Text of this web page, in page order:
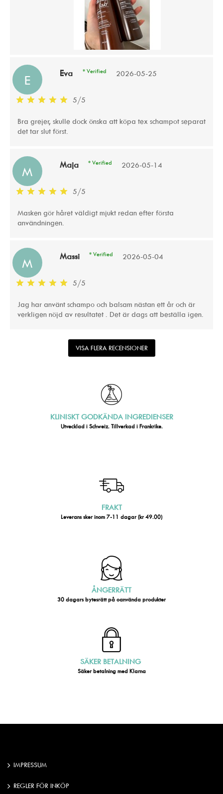
E Eva * Verified 2026-05-25
5/5
Bra grejer, skulle dock önska att köpa tex schampot separat
det tar slut först.
M Maja * Verified 2026-05-14
5/5
Masken gör håret väldigt mjukt redan efter första
användningen.
M Massi * Verified 2026-05-04
5/5
Jag har använt schampo och balsam nästan ett år och är
verkligen nöjd av resultatet . Det är dags att beställa igen.
VISA FLERA RECENSIONER
KLINISKT GODKÄNDA INGREDIENSER
Utvecklad i Schweiz. Tillverkad i Frankrike.
FRAKT
Leverans sker inom 7-11 dagar (kr 49.00)
ÅNGERRÄTT
30 dagars bytesrätt på oanvända produkter
SÄKER BETALNING
Säker betalning med Klarna
IMPRESSUM
REGLER FÖR INKÖP